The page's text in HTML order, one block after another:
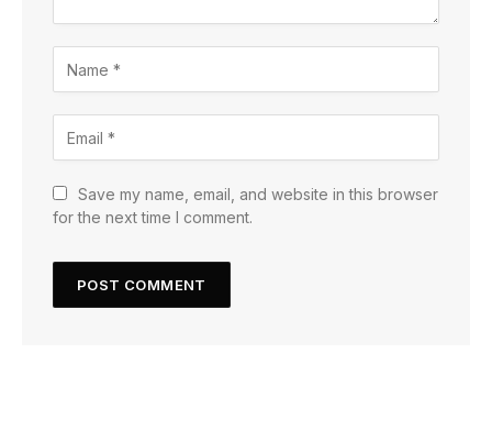
Save my name, email, and website in this browser
for the next time I comment.